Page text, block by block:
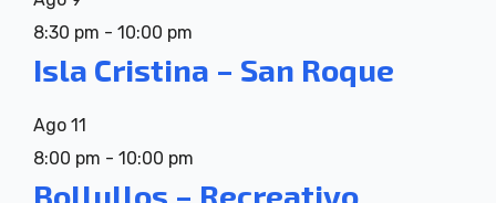
8:30 pm - 10:00 pm
Isla Cristina – San Roque
Ago 11
8:00 pm - 10:00 pm